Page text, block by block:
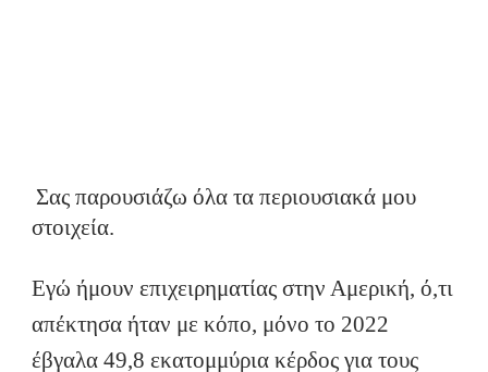
Σας παρουσιάζω όλα τα περιουσιακά μου
στοιχεία.
Εγώ ήμουν επιχειρηματίας στην Αμερική, ό,τι
απέκτησα ήταν με κόπο, μόνο το 2022
έβγαλα 49,8 εκατομμύρια κέρδος για τους